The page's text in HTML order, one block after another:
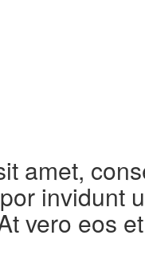
amet,
invidunt
vero eos